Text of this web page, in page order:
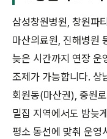
삼성창원병원, 창원파
마산의료원, 진해병원
늦은 시간까지 연장 운
조제가 가능합니다. 상
회원동(마산권), 중원
밀집 지역에서도 밤늦
평소 동선에 맞춰 운영